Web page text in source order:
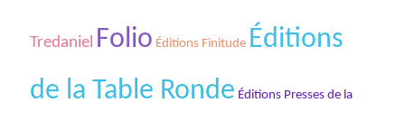
Tredaniel Folio Éditions Finitude Éditions
de la Table Ronde Éditions Presses de la